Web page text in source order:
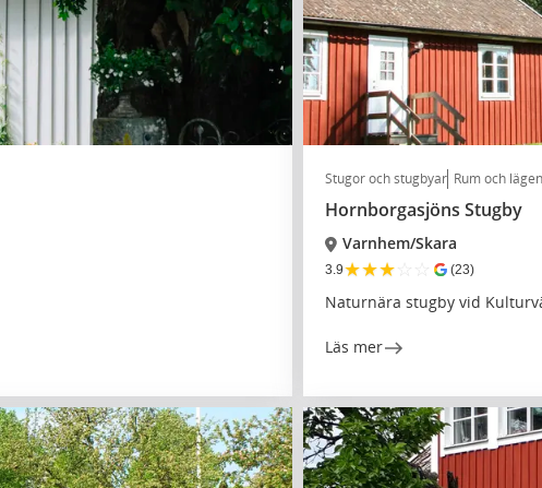
Stugor och stugbyar Rum och
Hornborgasjöns Stugby
Varnhem/Skara
3.9★★★☆ ☆ (23)
Naturnära stugby vid
Läs mer